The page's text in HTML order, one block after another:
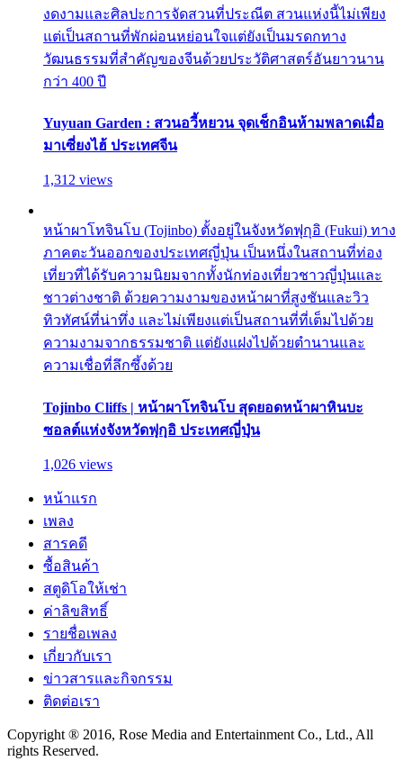
งดงามและศิลปะการจัดสวนที่ประณีต สวนแห่งนี้ไม่เพียง
แต่เป็นสถานที่พักผ่อนหย่อนใจแต่ยังเป็นมรดกทาง
วัฒนธรรมที่สำคัญของจีนด้วยประวัติศาสตร์อันยาวนาน
กว่า 400 ปี
Yuyuan Garden : สวนอวี้หยวน จุดเช็กอินห้ามพลาดเมื่อ
มาเซี่ยงไฮ้ ประเทศจีน
1,312 views
หน้าผาโทจินโบ (Tojinbo) ตั้งอยู่ในจังหวัดฟุกุอิ (Fukui) ทาง
ภาคตะวันออกของประเทศญี่ปุ่น เป็นหนึ่งในสถานที่ท่อง
เที่ยวที่ได้รับความนิยมจากทั้งนักท่องเที่ยวชาวญี่ปุ่นและ
ชาวต่างชาติ ด้วยความงามของหน้าผาที่สูงชันและวิว
ทิวทัศน์ที่น่าทึ่ง และไม่เพียงแต่เป็นสถานที่ที่เต็มไปด้วย
ความงามจากธรรมชาติ แต่ยังแฝงไปด้วยตำนานและ
ความเชื่อที่ลึกซึ้งด้วย
Tojinbo Cliffs | หน้าผาโทจินโบ สุดยอดหน้าผาหินบะ
ซอลต์แห่งจังหวัดฟุกุอิ ประเทศญี่ปุ่น
1,026 views
หน้าแรก
เพลง
สารคดี
ซื้อสินค้า
สตูดิโอให้เช่า
ค่าลิขสิทธิ์
รายชื่อเพลง
เกี่ยวกับเรา
ข่าวสารและกิจกรรม
ติดต่อเรา
Copyright ® 2016, Rose Media and Entertainment Co., Ltd., All
rights Reserved.